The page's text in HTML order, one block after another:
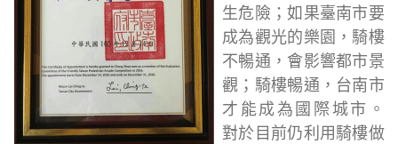
生危險；如果臺南市要
成為觀光的樂園，騎樓
不暢通，會影響都市景
觀；騎樓暢通，台南市
才能成為國際城市。
對於目前仍利用騎樓做